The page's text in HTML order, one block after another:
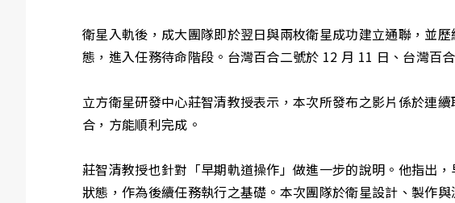
衛星入軌後，成大團隊即於翌日與兩枚衛星成功建立通聯，並
態，進入任務待命階段。台灣百合二號於 12 月 11 日、台灣百
立方衛星研發中心莊智清教授表示，本次所發布之影片係於連
合，方能順利完成。
莊智清教授也針對「早期軌道操作」做進一步的說明。他指出
狀態，作為後續任務執行之基礎。本次團隊於衛星設計、製作